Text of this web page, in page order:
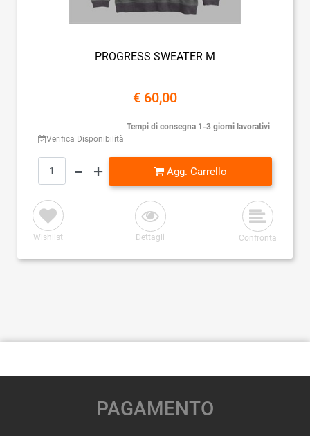
PROGRESS SWEATER M
€ 60,00
Verifica Disponibilità
Tempi di consegna 1-3 giorni lavorativi
Quantità
Agg. Carrello
Wishlist Dettagli Confronta
PAGAMENTO